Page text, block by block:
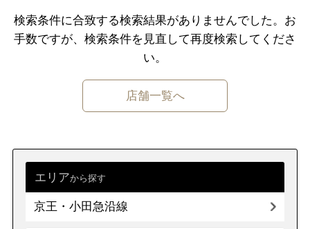
エリアから探す
京王・小田急沿線
原宿・表参道・青山 板橋・東武沿線
六本木・麻布・広尾 大塚・巣鴨・駒込・赤羽
四ツ谷・市ヶ谷・飯田橋 小金井・国分寺・国立
両国・錦糸町・小岩
築地・湾岸・お台場
検索条件に合致する検索結果がありませんでした。 お
手数ですが、検索条件を⾒直して再度検索してくださ
い。
店舗一覧へ